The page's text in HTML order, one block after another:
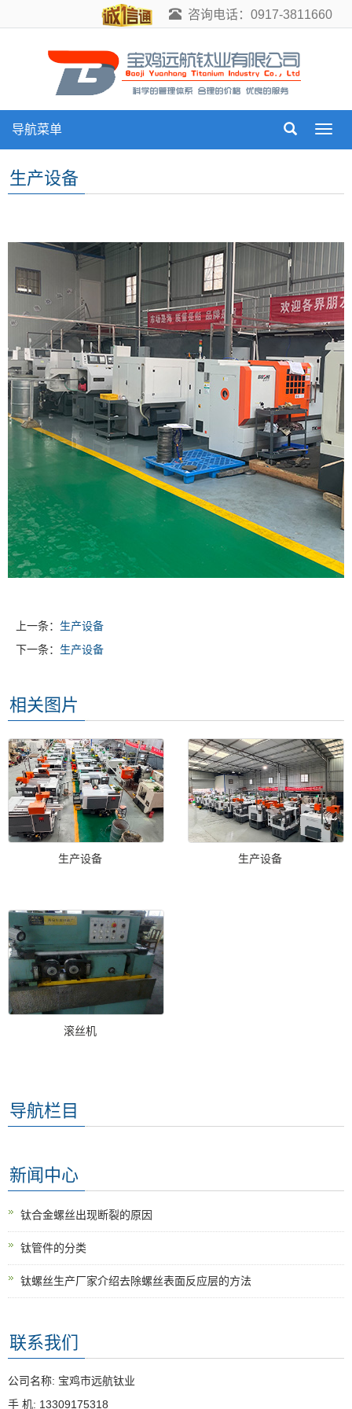
咨询电话：0917-3811660
导
导航菜单
生产设备
上一条： 生产设备
下一条： 生产设备
相关图片
生产设备 生产设备
滚丝机
导航栏目
新闻中心
钛合金螺丝出现断裂的原因
钛管件的分类
钛螺丝生产厂家介绍去除螺丝表面反应层的方法
联系我们
公司名称: 宝鸡市远航钛业
手 机: 13309175318